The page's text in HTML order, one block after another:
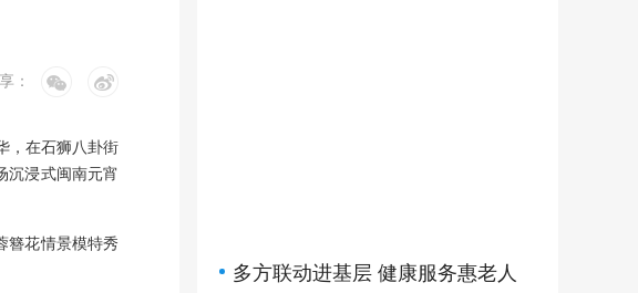
：
，在石狮八卦街
沉浸式闽南元宵
簪花情景模特秀
多方联动进基层 健康服务惠老人